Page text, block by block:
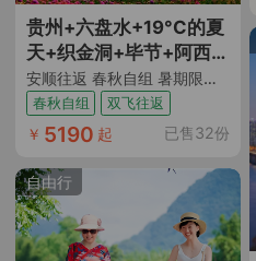
贵州+六盘水+19°C的夏
天+织金洞+毕节+阿西里
西韭菜坪+海坪彝族文化
小镇+玉舍国家森林公园
+乌蒙大草原+三线建设
树大瀑布+天龙屯堡+安
顺往返8日跟团游 | 乡村
度假
安顺往返 春秋自组 暑期限定丨满20人升级2+1旅游车+经典黄果树/毕节/六盘水环线游 赠送上海市区送浦东机场服务
春秋自组 双飞往返
￥ 5190 起 已售32份
自由行